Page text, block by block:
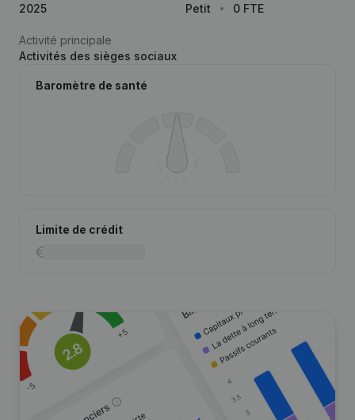
2025
Petit
0 FTE
Activité principale
Activités des sièges sociaux
Baromètre de santé
Limite de crédit